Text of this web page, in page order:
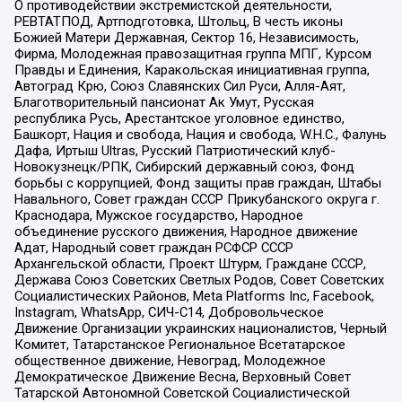
О противодействии экстремистской деятельности,
РЕВТАТПОД, Артподготовка, Штольц, В честь иконы
Божией Матери Державная, Сектор 16, Независимость,
Фирма, Молодежная правозащитная группа МПГ, Курсом
Правды и Единения, Каракольская инициативная группа,
Автоград Крю, Союз Славянских Сил Руси, Алля-Аят,
Благотворительный пансионат Ак Умут, Русская
республика Русь, Арестантское уголовное единство,
Башкорт, Нация и свобода, Нация и свобода, W.H.С., Фалунь
Дафа, Иртыш Ultras, Русский Патриотический клуб-
Новокузнецк/РПК, Сибирский державный союз, Фонд
борьбы с коррупцией, Фонд защиты прав граждан, Штабы
Навального, Совет граждан СССР Прикубанского округа г.
Краснодара, Мужское государство, Народное
объединение русского движения, Народное движение
Адат, Народный совет граждан РСФСР СССР
Архангельской области, Проект Штурм, Граждане СССР,
Держава Союз Советских Светлых Родов, Совет Советских
Социалистических Районов, Meta Platforms Inc, Facebook,
Instagram, WhatsApp, СИЧ-С14, Добровольческое
Движение Организации украинских националистов, Черный
Комитет, Татарстанское Региональное Всетатарское
общественное движение, Невоград, Молодежное
Демократическое Движение Весна, Верховный Совет
Татарской Автономной Советской Социалистической